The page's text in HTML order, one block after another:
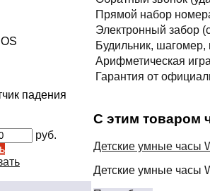
падения
руб.
Прямой набор
Электронный забор
Будильник, шагомер,
Арифметическая игра
Гарантия от
С этим товаром
Детские умные часы
Детские умные часы